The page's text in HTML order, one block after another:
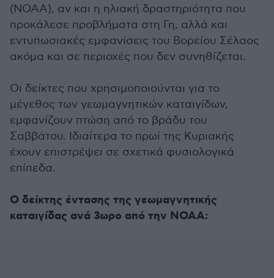
(NOAA), αν και η ηλιακή δραστηριότητα που
προκάλεσε προβλήματα στη Γη, αλλά και
εντυπωσιακές εμφανίσεις του Βορείου Σέλαος
ακόμα και σε περιοχές που δεν συνηθίζεται.
Οι δείκτες που χρησιμοποιούνται για το
μέγεθος των γεωμαγνητικών καταιγίδων,
εμφανίζουν πτώση από το βράδυ του
Σαββάτου. Ιδιαίτερα το πρωί της Κυριακής
έχουν επιστρέψει σε σχετικά φυσιολογικά
επίπεδα.
Ο δείκτης έντασης της γεωμαγνητικής
καταιγίδας ανά 3ωρο από την ΝΟΑΑ: